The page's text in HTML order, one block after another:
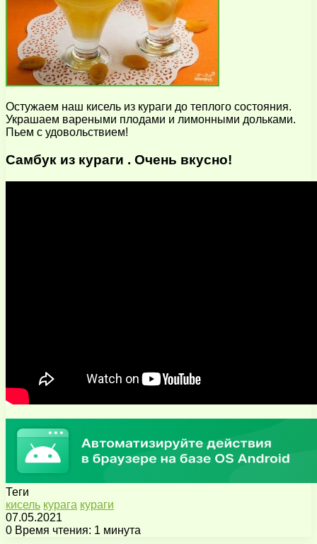
Остужаем наш кисель из кураги до теплого состояния.
Украшаем вареными плодами и лимонными дольками.
Пьем с удовольствием!
Самбук из кураги . Очень вкусно!
Теги
кисель курага кураги
07.05.2021
0 Время чтения: 1 минута